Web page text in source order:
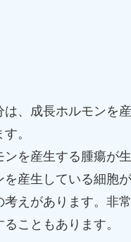
は、成長ホルモンを
。
ンを産生する腫瘍が
を産生している細胞
考えがあります。非
こともあります。